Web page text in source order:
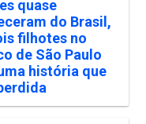
quase
do Brasil,
filhotes no
de São Paulo
história que